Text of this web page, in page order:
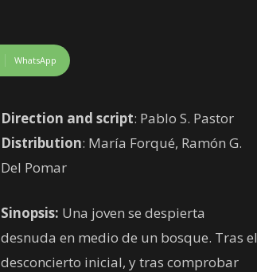
WhatsApp
Direction and script: Pablo S. Pastor
Distribution: María Forqué, Ramón G.
Del Pomar
Sinopsis: Una joven se despierta
desnuda en medio de un bosque. Tras el
desconcierto inicial, y tras comprobar